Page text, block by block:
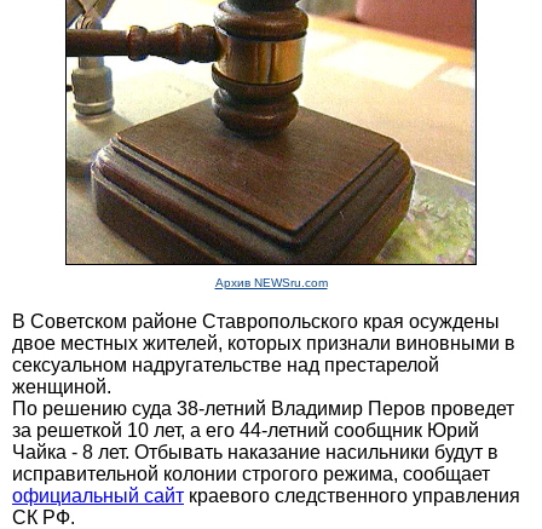
Архив NEWSru.com
В Советском районе Ставропольского края осуждены
двое местных жителей, которых признали виновными в
сексуальном надругательстве над престарелой
женщиной.
По решению суда 38-летний Владимир Перов проведет
за решеткой 10 лет, а его 44-летний сообщник Юрий
Чайка - 8 лет. Отбывать наказание насильники будут в
исправительной колонии строгого режима, сообщает
официальный сайт краевого следственного управления
СК РФ.